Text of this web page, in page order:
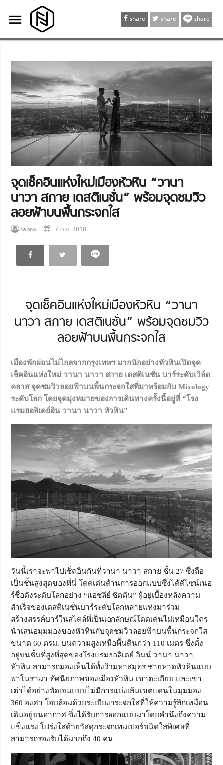
menu
menu share share share
จุดเช็คอินแห่งใหม่เมืองหัวหิน “วานา
นาวา สกาย เดสติเนชั่น” พร้อมจุดชมวิว
ลอยฟ้าบนพื้นกระจกใส
Babiw 7 ก.ย. 2018
จุดเช็คอินแห่งใหม่เมืองหัวหิน “วานา
นาวา สกาย เดสติเนชั่น” พร้อมจุดชมวิว
ลอยฟ้าบนพื้นกระจกใส
เมืองพักผ่อนไม่ไกลจากกรุงเทพฯ มากนักอย่างหัวหินเปิดจุด
เช็คอินแห่งใหม่ วานา นาวา สกาย เดสติเนชั่น บาร์ระดับเวิล์ด
คลาส จุดชมวิวลอยฟ้าบนพื้นกระจกใสที่มาพร้อมกับ Mixology
ระดับโลก โดยจุดมุ่งหมายของการเดินทางครั้งนี้อยู่ที่ “โรง
แรมฮอลิเดย์อิน วานา นาวา หัวหิน”
วันนี้เราจะพาไปเช็คอินกันที่วานา นาวา สกาย ชั้น 27 ซึ่งถือ
เป็นชั้นสูงสุดของที่นี่ โดดเด่นด้านการออกแบบซึ่งได้ดีไซน์เนอ
ร์ชื่อดังระดับโลกอย่าง “แอชลีย์ ซัตตัน” ผู้อยู่เบื้องหลังความ
สำเร็จของเดสติเนชั่นบาร์ระดับโลกหลายแห่งมาร่วม
สร้างสรรค์บาร์ในสไตล์ที่เป็นเอกลักษณ์โดดเด่นไม่เหมือนใคร
นำเสนอมุมมองของหัวหินกับจุดชมวิวลอยฟ้าบนพื้นกระจกใส
ขนาด 60 ตรม. บนความสูงเหนือพื้นดินกว่า 110 เมตร ซึ่งตั้ง
อยู่บนชั้นที่สูงที่สุดของโรงแรมฮอลิเดย์ อินน์ วานา นาวา
หัวหิน สามารถมองเห็นได้ทั้งวิวมหาสมุทร ชายหาดหัวหินแบบ
พาโนรามา ทัศนียภาพของเมืองหัวหิน เขาตะเกียบ และเขา
เต่าได้อย่างชัดเจนแบบไม่มีการแบ่งเส้นเขตแดนในมุมมอง
360 องศา โอบล้อมด้วยระเบียงกระจกใสที่ให้ความรู้สึกเหมือน
เดินอยู่บนอากาศ ซึ่งได้รับการออกแบบมาโดยคำนึงถึงความ
แข็งแรง โปร่งใสด้วยวัสดุกระจกเทมเปอร์ชนิดใสพิเศษที่
สามารถรองรับได้มากถึง 40 คน